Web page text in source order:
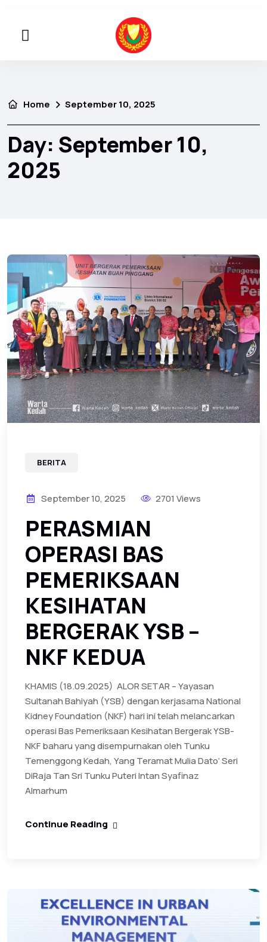
Home September 10, 2025
Day: September 10,
2025
BERITA
September 10, 2025 2701 Views
PERASMIAN
OPERASI BAS
PEMERIKSAAN
KESIHATAN
BERGERAK YSB –
NKF KEDUA
KHAMIS (18.09.2025) ‎ ‎ALOR SETAR – Yayasan
Sultanah Bahiyah (YSB) dengan kerjasama National
Kidney Foundation (NKF) hari ini telah melancarkan
operasi Bas Pemeriksaan Kesihatan Bergerak YSB-
NKF baharu yang disempurnakan oleh Tunku
Temenggong Kedah, Yang Teramat Mulia Dato’ Seri
DiRaja Tan Sri Tunku Puteri Intan Syafinaz
Almarhum
Continue Reading